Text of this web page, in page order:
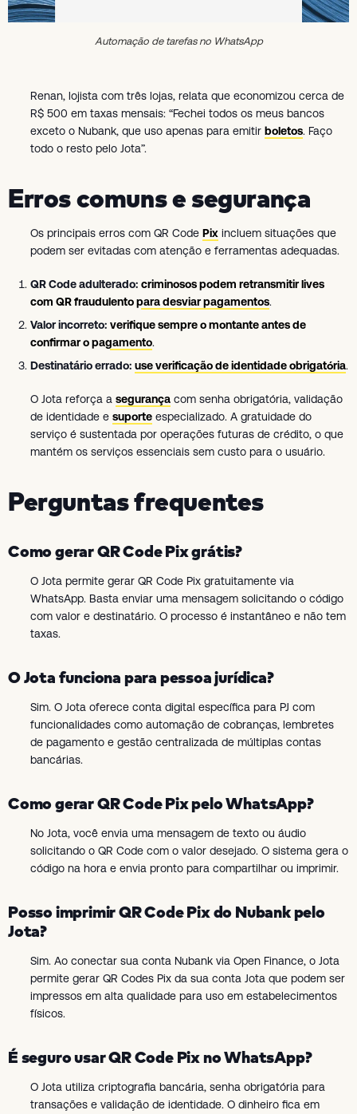
Automação de tarefas no WhatsApp
Renan, lojista com três lojas, relata que economizou cerca de
R$ 500 em taxas mensais: “Fechei todos os meus bancos
exceto o Nubank, que uso apenas para emitir boletos. Faço
todo o resto pelo Jota”.
Erros comuns e segurança
Os principais erros com QR Code Pix incluem situações que
podem ser evitadas com atenção e ferramentas adequadas.
QR Code adulterado: criminosos podem retransmitir lives
com QR fraudulento para desviar pagamentos.
Valor incorreto: verifique sempre o montante antes de
confirmar o pagamento.
Destinatário errado: use verificação de identidade obrigatória.
O Jota reforça a segurança com senha obrigatória, validação
de identidade e suporte especializado. A gratuidade do
serviço é sustentada por operações futuras de crédito, o que
mantém os serviços essenciais sem custo para o usuário.
Perguntas frequentes
Como gerar QR Code Pix grátis?
O Jota permite gerar QR Code Pix gratuitamente via
WhatsApp. Basta enviar uma mensagem solicitando o código
com valor e destinatário. O processo é instantâneo e não tem
taxas.
O Jota funciona para pessoa jurídica?
Sim. O Jota oferece conta digital específica para PJ com
funcionalidades como automação de cobranças, lembretes
de pagamento e gestão centralizada de múltiplas contas
bancárias.
Como gerar QR Code Pix pelo WhatsApp?
No Jota, você envia uma mensagem de texto ou áudio
solicitando o QR Code com o valor desejado. O sistema gera o
código na hora e envia pronto para compartilhar ou imprimir.
Posso imprimir QR Code Pix do Nubank pelo
Jota?
Sim. Ao conectar sua conta Nubank via Open Finance, o Jota
permite gerar QR Codes Pix da sua conta Jota que podem ser
impressos em alta qualidade para uso em estabelecimentos
físicos.
É seguro usar QR Code Pix no WhatsApp?
O Jota utiliza criptografia bancária, senha obrigatória para
transações e validação de identidade. O dinheiro fica em